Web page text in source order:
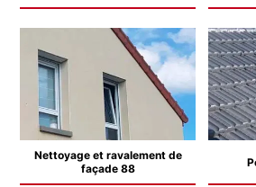
Nettoyage et ravalement de
façade 88